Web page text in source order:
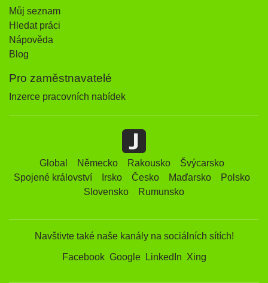
Můj seznam
Hledat práci
Nápověda
Blog
Pro zaměstnavatelé
Inzerce pracovních nabídek
Global Německo Rakousko
Švýcarsko
Spojené království
Irsko Česko Maďarsko
Polsko
Slovensko
Rumunsko
Navštivte také naše kanály na sociálních sítích!
Facebook Google LinkedIn Xing